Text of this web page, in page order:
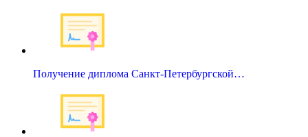
Получение диплома Санкт-Петербургской…